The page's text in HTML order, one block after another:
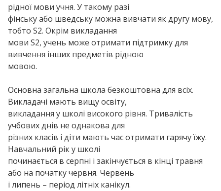
рідної мови учня. У такому разі
фінську або шведську можна вивчати як другу мову,
тобто S2. Окрім викладання
мови S2, учень може отримати підтримку для
вивчення інших предметів рідною
мовою.
Основна загальна школа безкоштовна для всіх.
Викладачі мають вищу освіту,
викладання у школі високого рівня. Тривалість
учбових днів не однакова для
різних класів і діти мають час отримати гарячу їжу.
Навчальний рік у школі
починається в серпні і закінчується в кінці травня
або на початку червня. Червень
і липень – період літніх канікул.